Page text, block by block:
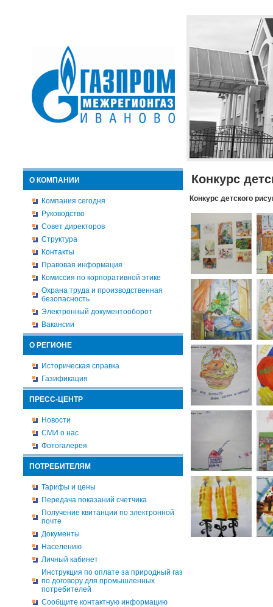
О КОМПАНИИ
Компания сегодня
Руководство
Совет директоров
Структура
Контакты
Правовая информация
Комиссия по корпоративной этике
Охрана труда и производственная
безопасность
Электронный документооборот
Вакансии
О РЕГИОНЕ
Историческая справка
Газификация
ПРЕСС-ЦЕНТР
Новости
СМИ о нас
Фотогалерея
ПОТРЕБИТЕЛЯМ
Тарифы и цены
Передача показаний счетчика
Получение квитанции по электронной
почте
Документы
Населению
Личный кабинет
Инструкция по оплате за природный газ
по договору для промышленных
потребителей
Сообщите контактную информацию
Конкурс
Конкурс детского